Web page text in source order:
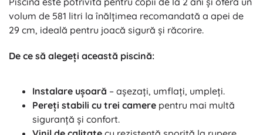
volum de 581 litri la înălțimea recomandată a apei de
29 cm, ideală pentru joacă sigură și răcorire.
De ce să alegeți această piscină:
Instalare ușoară – așezați, umflați, umpleți.
Pereți stabili cu trei camere pentru mai multă
siguranță și confort.